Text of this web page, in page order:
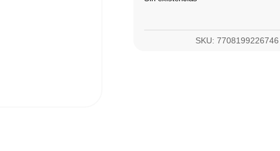
SKU: 7708199226746